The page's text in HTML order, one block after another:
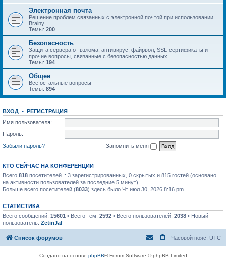
Электронная почта
Решение проблем связанных с электронной почтой при использовании
Brainy
Темы: 200
Безопасность
Защита сервера от взлома, антивирус, файрвол, SSL-сертификаты и
прочие вопросы, связанные с безопасностью данных.
Темы: 194
Общее
Все остальные вопросы
Темы: 894
ВХОД • РЕГИСТРАЦИЯ
Имя пользователя:
Пароль:
Забыли пароль?
Запомнить меня
КТО СЕЙЧАС НА КОНФЕРЕНЦИИ
Всего 818 посетителей :: 3 зарегистрированных, 0 скрытых и 815 гостей (основано
на активности пользователей за последние 5 минут)
Больше всего посетителей (8033) здесь было Чт июл 30, 2026 8:16 pm
СТАТИСТИКА
Всего сообщений: 15601 • Всего тем: 2592 • Всего пользователей: 2038 • Новый
пользователь: ZetinJaf
Список форумов Часовой пояс: UTC
Создано на основе phpBB® Forum Software © phpBB Limited